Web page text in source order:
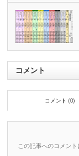
コメント
コメント (0)
この記事へのコメント